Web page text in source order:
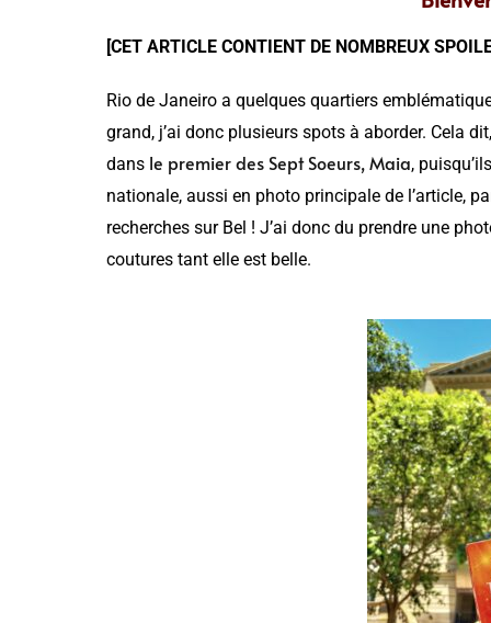
[CET ARTICLE CONTIENT DE NOMBREUX
Rio de Janeiro a quelques quartiers
grand, j’ai donc plusieurs spots à aborder. Cela
dans le premier des Sept Soeurs, Maia,
nationale, aussi en photo principale de l’article,
recherches sur Bel ! J’ai donc du prendre une
coutures tant elle est belle.